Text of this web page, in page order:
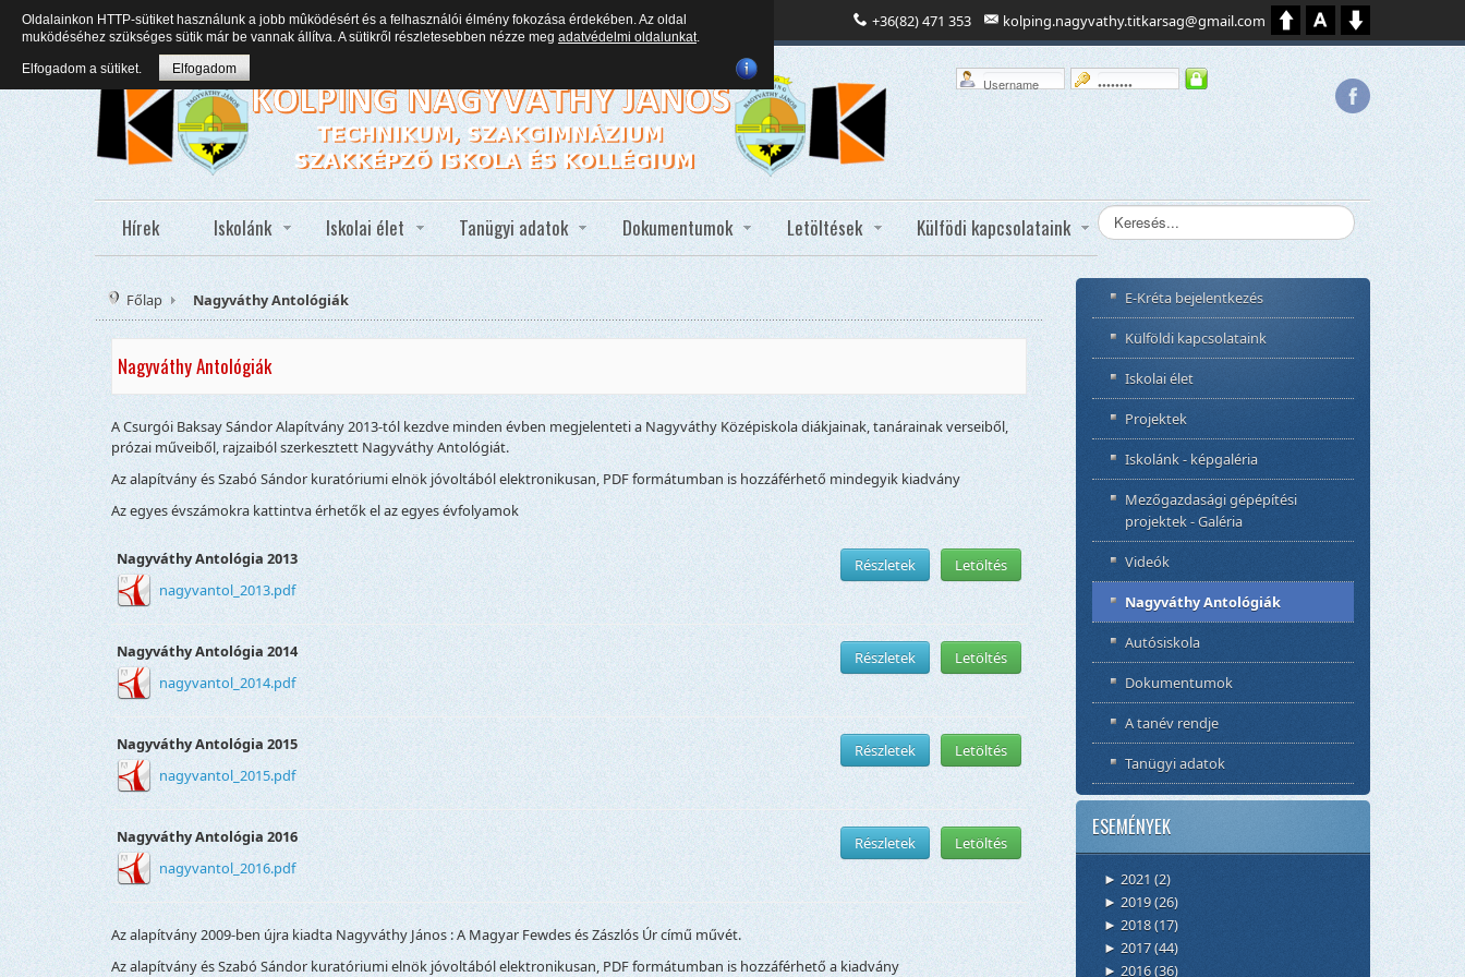
+36(82) 471 353 kolping.nagyvathy.titkarsag@gmail.com
Hírek Iskolánk Iskolai élet Tanügyi adatok Dokumentumok Letöltések Külfödi kapcsolataink Keresés...
Főlap Nagyváthy Antológiák
Nagyváthy Antológiák
A Csurgói Baksay Sándor Alapítvány 2013-tól kezdve minden évben megjelenteti a Nagyváthy Középiskola diákjainak, tanárainak verseiből,
prózai műveiből, rajzaiból szerkesztett Nagyváthy Antológiát.
Az alapítvány és Szabó Sándor kuratóriumi elnök jóvoltából elektronikusan, PDF formátumban is hozzáférhető mindegyik kiadvány
Az egyes évszámokra kattintva érhetők el az egyes évfolyamok
Nagyváthy Antológia 2013
nagyvantol_2013.pdf
Letöltés
Részletek
Nagyváthy Antológia 2014
nagyvantol_2014.pdf
Letöltés
Részletek
Nagyváthy Antológia 2015
nagyvantol_2015.pdf
Letöltés
Részletek
Nagyváthy Antológia 2016
nagyvantol_2016.pdf
Letöltés
Részletek
Az alapítvány 2009-ben újra kiadta Nagyváthy János : A Magyar Fewdes és Zászlós Úr című művét.
Az alapítvány és Szabó Sándor kuratóriumi elnök jóvoltából elektronikusan, PDF formátumban is hozzáférhető a kiadvány
E-Kréta bejelentkezés
Külföldi kapcsolataink
Iskolai élet
Projektek
Iskolánk - képgaléria
Mezőgazdasági gépépítési
projektek - Galéria
Videók
Nagyváthy Antológiák
Autósiskola
Dokumentumok
A tanév rendje
Tanügyi adatok
ESEMÉNYEK
► 2021 (2)
► 2019(26)
► 2018(17)
► 2017(44)
► 2016(36)
Oldalainkon HTTP-sütiket használunk a jobb mûködésért és a felhasználói élmény fokozása érdekében. Az oldal
muködéséhez szükséges sütik már be vannak állítva. A sütikről részletesebben nézze meg adatvédelmi oldalunkat.
Elfogadom a sütiket. Elfogadom